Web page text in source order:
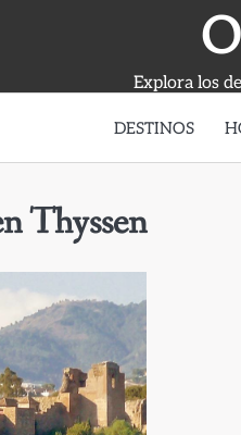
Explora los
DESTINOS
Thyssen